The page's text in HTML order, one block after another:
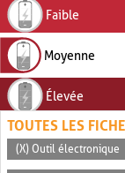
Faible
Moyenne
Élevée
TOUTES LES
(X) Outil électronique